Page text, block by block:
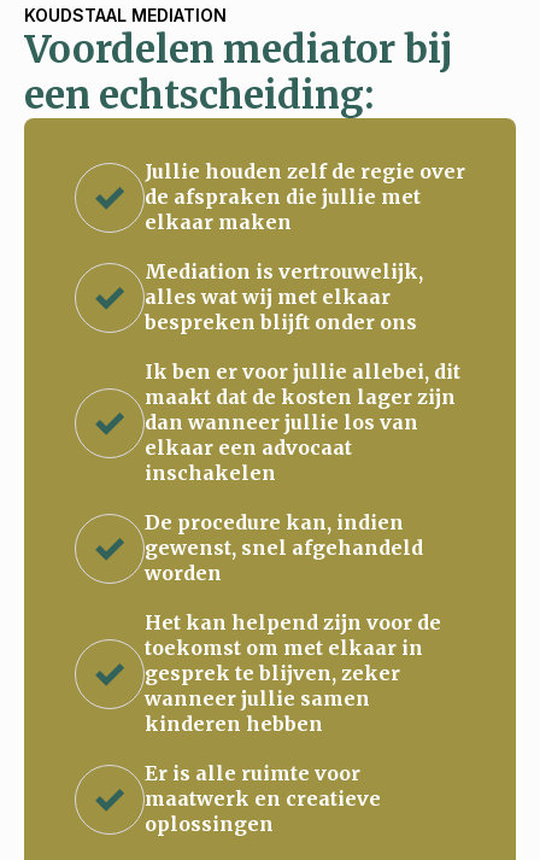
KOUDSTAAL MEDIATION
Voordelen mediator bij
een echtscheiding:
Jullie houden zelf de regie over
de afspraken die jullie met
elkaar maken
Mediation is vertrouwelijk,
alles wat wij met elkaar
bespreken blijft onder ons
Ik ben er voor jullie allebei, dit
maakt dat de kosten lager zijn
dan wanneer jullie los van
elkaar een advocaat
inschakelen
De procedure kan, indien
gewenst, snel afgehandeld
worden
Het kan helpend zijn voor de
toekomst om met elkaar in
gesprek te blijven, zeker
wanneer jullie samen
kinderen hebben
Er is alle ruimte voor
maatwerk en creatieve
oplossingen